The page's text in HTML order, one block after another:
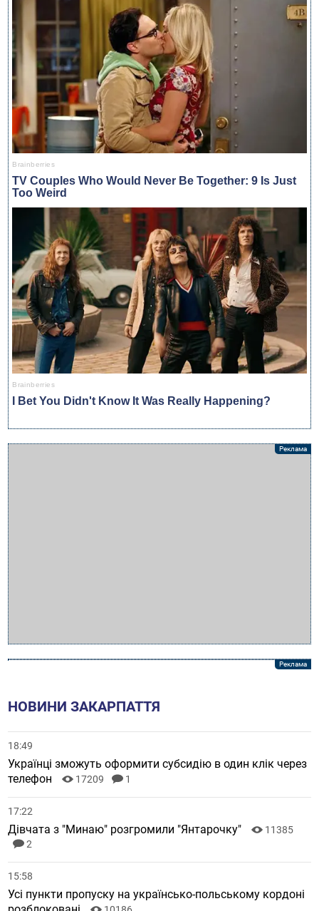
НОВИНИ ЗАКАРПАТТЯ
18:49
Українці зможуть оформити субсидію в один клік через
телефон
17209 1
17:22
Дівчата з "Минаю" розгромили "Янтарочку"
11385
2
15:58
Усі пункти пропуску на українсько-польському кордоні